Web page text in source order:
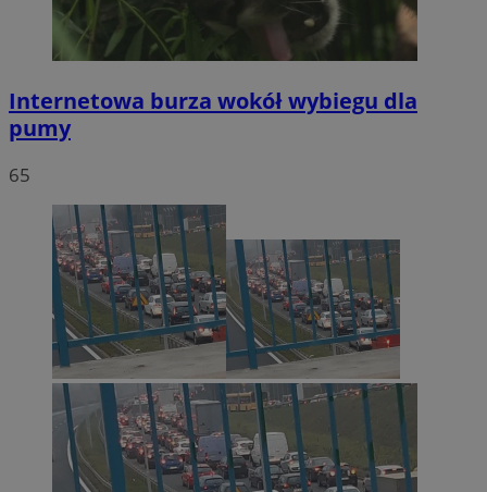
Internetowa burza wokół wybiegu dla
pumy
65